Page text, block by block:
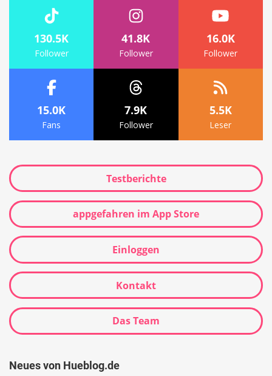
130.5K
Follower
41.8K
Follower
16.0K
Follower
15.0K
Fans
7.9K
Follower
5.5K
Leser
Testberichte
appgefahren im App Store
Einloggen
Kontakt
Das Team
Neues von Hueblog.de